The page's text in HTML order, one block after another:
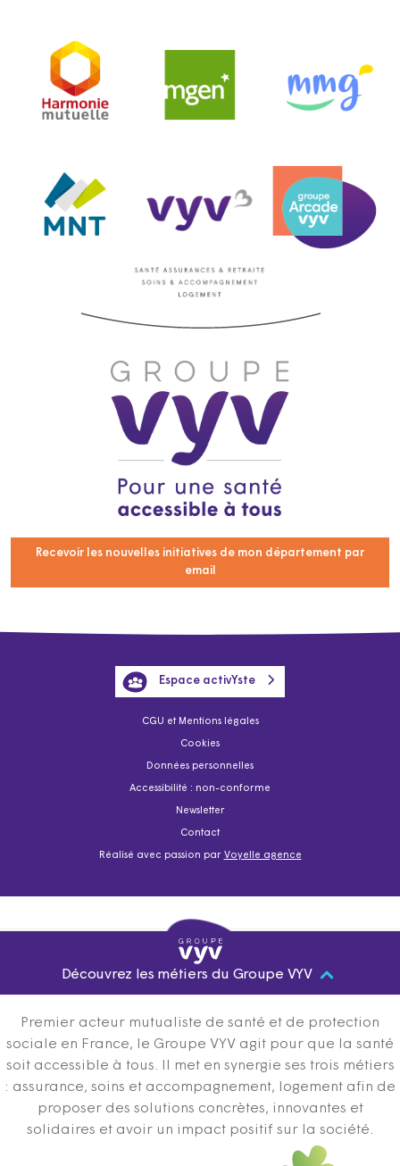
Recevoir les nouvelles initiatives de mon département par
email
CGU et Mentions légales
Cookies
Données personnelles
Accessibilité : non-conforme
Newsletter
Contact
Réalisé avec passion par Voyelle agence
Espace activYste
Découvrez les métiers du Groupe VYV
Premier acteur mutualiste de santé et de protection
sociale en France, le Groupe VYV agit pour que la santé
soit accessible à tous. Il met en synergie ses trois métiers
: assurance, soins et accompagnement, logement afin de
proposer des solutions concrètes, innovantes et
solidaires et avoir un impact positif sur la société.